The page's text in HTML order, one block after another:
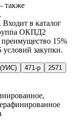
также
в каталог
ОКПД2
15%
условий закупки.
471-р
2571